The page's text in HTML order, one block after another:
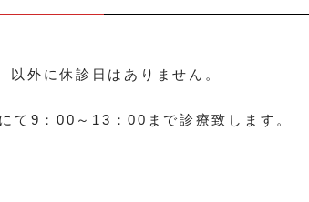
外に休診日はありません。
て9：00～13：00まで診療致します。